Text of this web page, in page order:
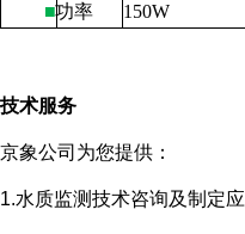
■功率 150W
技术服务
京象公司为您提供：
1.水质监测技术咨询及制定